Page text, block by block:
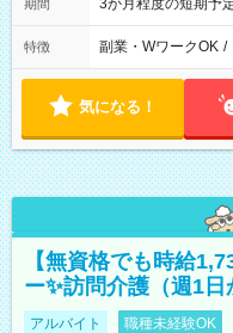
期間 3か月程度の短期予
特徴 副業・WワークOK /
気になる！
【無資格でも時給
ー✨訪問介護（週1
アルバイト 職種未経験OK